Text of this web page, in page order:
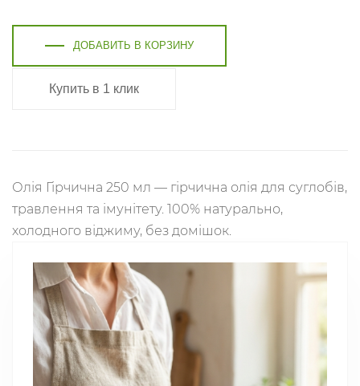
ДОБАВИТЬ В КОРЗИНУ
Купить в 1 клик
Олія Гірчична 250 мл — гірчична олія для суглобів,
травлення та імунітету. 100% натурально,
холодного віджиму, без домішок.